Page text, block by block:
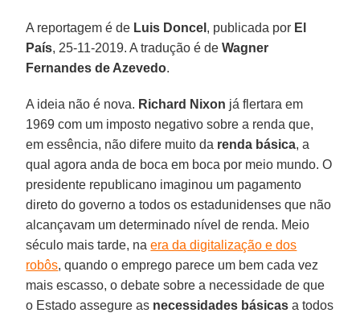
A reportagem é de Luis Doncel , publicada por El
País, 25-11-2019. A tradução é deWagner
Fernandes de Azevedo.
A ideia não é nova. Richard Nixon já flertara em
1969 com um imposto negativo sobre a renda que,
em essência, não difere muito da renda básica, a
qual agora anda de boca em boca por meio mundo. O
presidente republicano imaginou um pagamento
direto do governo a todos os estadunidenses que não
alcançavam um determinado nível de renda. Meio
século mais tarde, naera da digitalização e dos
robôs, quando o emprego parece um bem cada vez
mais escasso, o debate sobre a necessidade de que
o Estado assegure as necessidades básicas a todos